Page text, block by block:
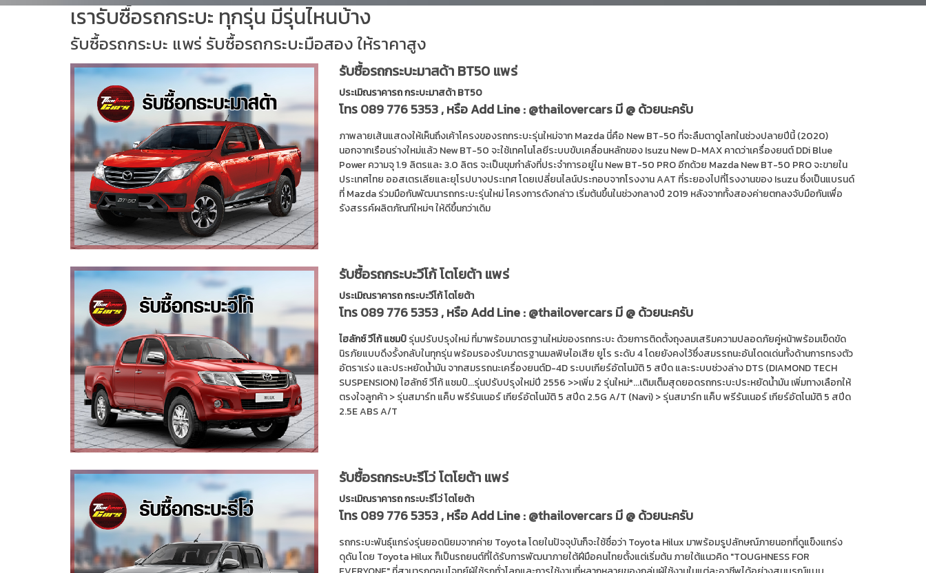
เรารับซื้อรถกระบะ ทุกรุ่น มีรุ่นไหนบ้าง
รับซื้อรถกระบะ แพร่ รับซื้อรถกระบะมือสอง ให้ราคาสูง
รับซื้อรถกระบะมาสด้า BT50 แพร่
ประเมิณราคารถ กระบะมาสด้า BT50
โทร089 776 5353, หรือ Add Line :@thailovercarsมี @ ด้วยนะครับ
ภาพลายเส้นแสดงให้เห็นถึงเค้าโครงของรถกระบะรุ่นใหม่จาก Mazda นี่คือ New BT-50 ที่จะลืมตาดูโลกในช่วงปลายปีนี้ (2020)
นอกจากเรือนร่างใหม่แล้ว New BT-50 จะใช้เทคโนโลยีระบบขับเคลื่อนหลักของ Isuzu New D-MAX คาดว่าเครื่องยนต์ DDi Blue
Power ความจุ 1.9 ลิตรและ 3.0 ลิตร จะเป็นขุมกำลังที่ประจำการอยู่ใน New BT-50 PRO อีกด้วย Mazda New BT-50 PRO จะขายใน
ประเทศไทย ออสเตรเลียและยุโรปบางประเทศ โดยเปลี่ยนไลน์ประกอบจากโรงงาน AAT ที่ระยองไปที่โรงงานของ Isuzu ซึ่งเป็นแบรนด์
ที่ Mazda ร่วมมือกันพัฒนารถกระบะรุ่นใหม่ โครงการดังกล่าว เริ่มต้นขึ้นในช่วงกลางปี 2019 หลังจากทั้งสองค่ายตกลงจับมือกันเพื่อ
รังสรรค์ผลิตภัณฑ์ใหม่ๆ ให้ดีขึ้นกว่าเดิม
รับซื้อรถกระบะวีโก้ โตโยต้า แพร่
ประเมิณราคารถ กระบะวีโก้ โตโยต้า
โทร089 776 5353, หรือ Add Line :@thailovercarsมี @ ด้วยนะครับ
ไฮลักซ์ วีโก้ แชมป์รุ่นปรับปรุงใหม่ ที่มาพร้อมมาตรฐานใหม่ของรถกระบะ ด้วยการติดตั้งถุงลมเสริมความปลอดภัยคู่หน้าพร้อมเข็ดขัด
นิรภัยแบบดึงรั้งกลับในทุกรุ่น พร้อมรองรับมาตรฐานมลพิษไอเสีย ยูโร ระดับ 4 โดยยังคงไว้ซึ่งสมรรถนะอันโดดเด่นทั้งด้านการทรงตัว
อัตราเร่ง และประหยัดน้ำมัน จากสมรรถนะเครื่องยนต์D-4D ระบบเกียร์อัตโนมัติ 5 สปีด และระบบช่วงล่าง DTS (DIAMOND TECH
SUSPENSION) ไฮลักซ์ วีโก้ แชมป์...รุ่นปรับปรุงใหม่ปี 2556 >>เพิ่ม 2 รุ่นใหม่*...เติมเต็มสุดยอดรถกระบะประหยัดน้ำมัน เพิ่มทางเลือกให้
ตรงใจลูกค้า > รุ่นสมาร์ท แค็บ พรีรันเนอร์ เกียร์อัตโนมัติ 5 สปีด 2.5G A/T (Navi) > รุ่นสมาร์ท แค็บ พรีรันเนอร์ เกียร์อัตโนมัติ 5 สปีด
2.5E ABS A/T
รับซื้อรถกระบะรีโว่ โตโยต้า แพร่
ประเมิณราคารถ กระบะรีโว่ โตโยต้า
โทร089 776 5353, หรือ Add Line :@thailovercarsมี @ ด้วยนะครับ
รถกระบะพันธุ์แกร่งรุ่นยอดนิยมจากค่าย Toyota โดยในปัจจุบันก็จะใช้ชื่อว่า Toyota Hilux มาพร้อมรูปลักษณ์ภายนอกที่ดูแข็งแกร่ง
ดุดัน โดย Toyota Hilux ก็เป็นรถยนต์ที่ได้รับการพัฒนาภายใต้ฝีมือคนไทยตั้งแต่เริ่มต้น ภายใต้แนวคิด "TOUGHNESS FOR